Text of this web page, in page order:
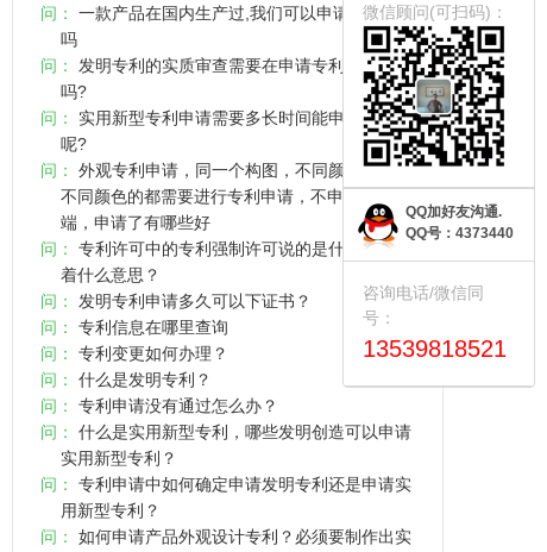
微信顾问(可扫码)：
QQ加好友沟通.
QQ号：4373440
咨询电话/微信同
号：
13539818521
问：
一款产品在国内生产过,我们可以申请产品专利
吗
问：
发明专利的实质审查需要在申请专利时就提出
吗?
问：
实用新型专利申请需要多长时间能申请下来
呢?
问：
外观专利申请，同一个构图，不同颜色，是否
不同颜色的都需要进行专利申请，不申请有无弊
端，申请了有哪些好
问：
专利许可中的专利强制许可说的是什么？代表
着什么意思？
问：
发明专利申请多久可以下证书？
问：
专利信息在哪里查询
问：
专利变更如何办理？
问：
什么是发明专利？
问：
专利申请没有通过怎么办？
问：
什么是实用新型专利，哪些发明创造可以申请
实用新型专利？
问：
专利申请中如何确定申请发明专利还是申请实
用新型专利？
问：
如何申请产品外观设计专利？必须要制作出实